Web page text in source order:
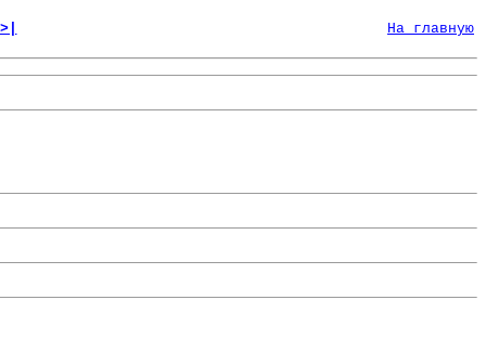
На главную